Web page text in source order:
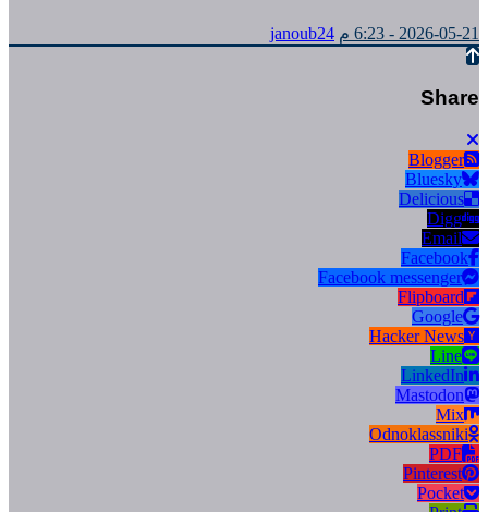
2026-05-21 - 6:23 م janoub24
Share
Blogger
Bluesky
Delicious
Digg
Email
Facebook
Facebook messenger
Flipboard
Google
Hacker News
Line
LinkedIn
Mastodon
Mix
Odnoklassniki
PDF
Pinterest
Pocket